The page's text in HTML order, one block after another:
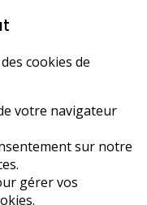
cookies de
votre navigateur
sur notre
gérer vos